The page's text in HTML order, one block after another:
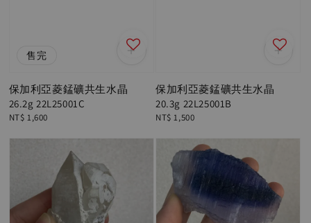
售完
保加利亞菱錳礦共生水晶
26.2g 22L25001C
Regular
NT$ 1,600
保加利亞菱錳礦共生水晶
20.3g 22L25001B
Regular
NT$ 1,500